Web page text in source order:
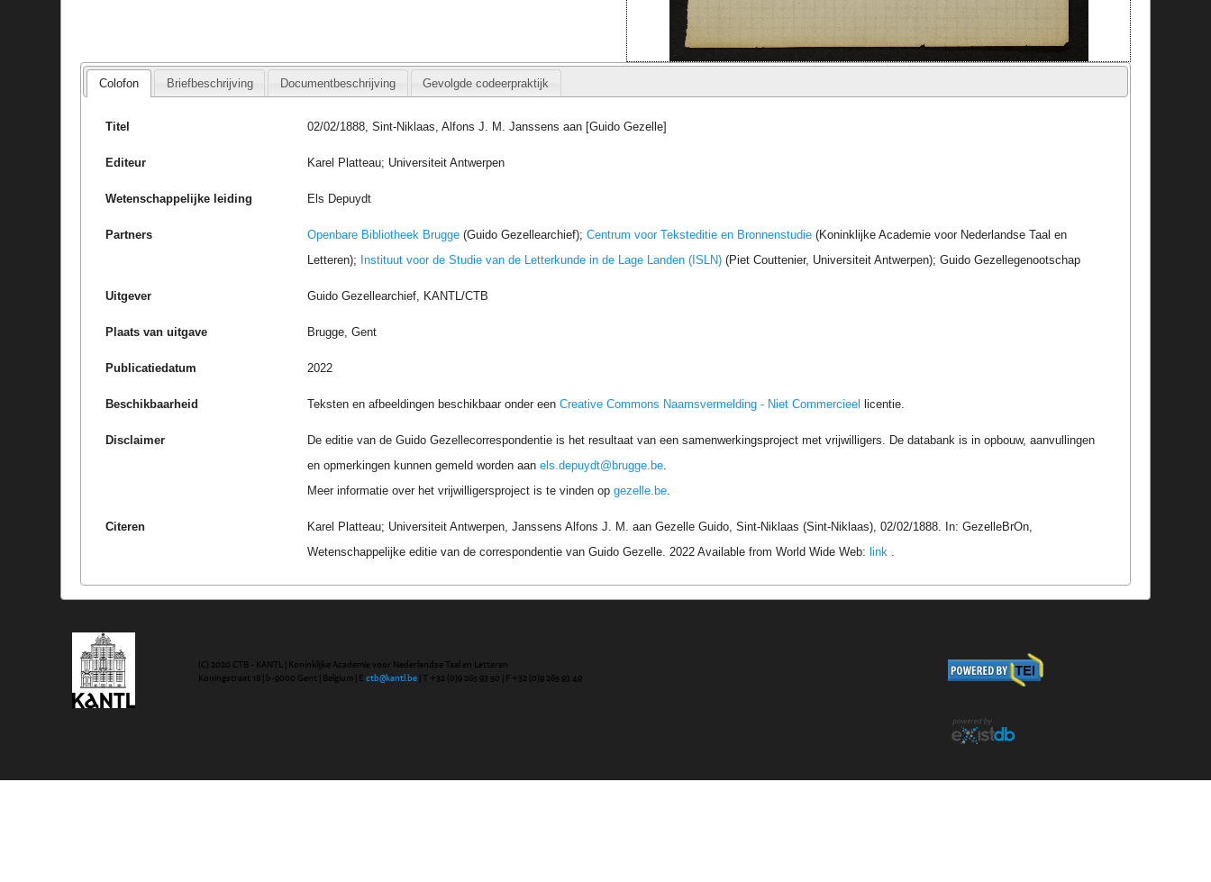
Colofon Briefbeschrijving Documentbeschrijving Gevolgde codeerpraktijk
Titel 02/02/1888, Sint-Niklaas, Alfons J. M. Janssens aan [Guido Gezelle]
Editeur Karel Platteau; Universiteit Antwerpen
Wetenschappelijke leiding Els Depuydt
Partners Openbare Bibliotheek Brugge (Guido Gezellearchief);Centrum voor Teksteditie en Bronnenstudie (Koninklijke Academie voor Nederlandse Taal en
Letteren); Instituut voor de Studie van de Letterkunde in de Lage Landen (ISLN) (Piet Couttenier, Universiteit Antwerpen); Guido Gezellegenootschap
Uitgever Guido Gezellearchief, KANTL/CTB
Plaats van uitgave Brugge, Gent
Publicatiedatum 2022
Beschikbaarheid Teksten en afbeeldingen beschikbaar onder eenCreative Commons Naamsvermelding - Niet Commercieel licentie.
Disclaimer
De editie van de Guido Gezellecorrespondentie is het resultaat van een samenwerkingsproject met vrijwilligers. De databank is in opbouw, aanvullingen
en opmerkingen kunnen gemeld worden aanels.depuydt@brugge.be.
Meer informatie over het vrijwilligersproject is te vinden opgezelle.be.
Citeren
Karel Platteau; Universiteit Antwerpen, Janssens Alfons J. M. aan Gezelle Guido, Sint-Niklaas (Sint-Niklaas), 02/02/1888. In: GezelleBrOn,
Wetenschappelijke editie van de correspondentie van Guido Gezelle. 2022 Available from World Wide Web: link .
(C) 2020 CTB - KANTL | Koninklijke Academie voor Nederlandse Taal en Letteren
Koningstraat 18 | b-9000 Gent | Belgium | Ectb@kantl.be | T +32 (0)9 265 93 50 | F +32 (0)9 265 93 49